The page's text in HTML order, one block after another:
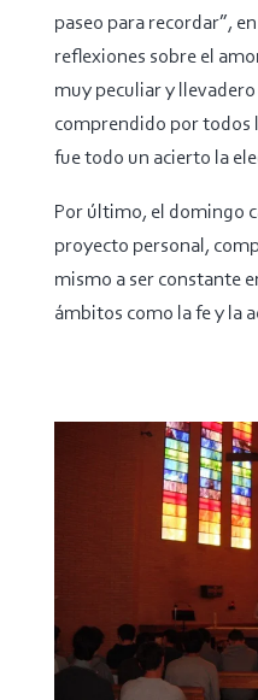
paseo para recordar”,
reflexiones sobre el
muy peculiar y
comprendido por todos
fue todo un acierto la
Por último, el domingo
proyecto personal,
mismo a ser constante
ámbitos como la fe y la